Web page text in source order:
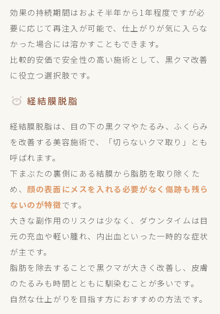
効果の持続期間はおよそ半年から1年程度ですが必
要に応じて再注入が可能で、仕上がりが気に入らな
かった場合には溶かすこともできます。
比較的安価で安全性の高い施術として、黒クマ改善
に役立つ選択肢です。
経結膜脱脂
経結膜脱脂は、目の下の黒クマやたるみ、ふくらみ
を改善する美容施術で、「切らないクマ取り」とも
呼ばれます。
下まぶたの裏側にある結膜から脂肪を取り除くた
め、顔の表面にメスを入れる必要がなく傷跡も残ら
ないのが特徴です。
大きな副作用のリスクは少なく、ダウンタイムは目
元の充血や軽い腫れ、内出血といった一時的な症状
が主です。
脂肪を除去することで黒クマが大きく改善し、皮膚
のたるみも時間とともに馴染むことが多いです。
自然な仕上がりを目指す方におすすめの方法です。